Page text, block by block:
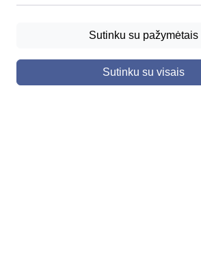
Sutinku su pažymėtais
Sutinku su visais